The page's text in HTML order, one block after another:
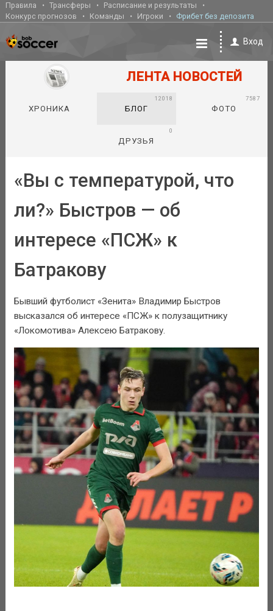
Правила Трансферы
Расписание и результаты
Конкурс прогнозов
Команды Игроки Фрибет без депозита
Вход
ЛЕНТА НОВОСТЕЙ
ХРОНИКА БЛОГ
12018
ФОТО
7587
ДРУЗЬЯ
0
«Вы с температурой, что
ли?» Быстров — об
интересе «ПСЖ» к
Батракову
Бывший футболист «Зенита» Владимир Быстров
высказался об интересе «ПСЖ» к полузащитнику
«Локомотива» Алексею Батракову.